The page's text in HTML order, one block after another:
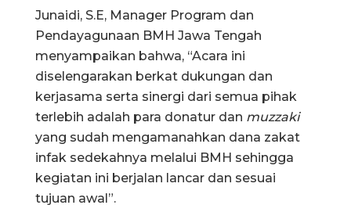
Junaidi, S.E, Manager Program dan
Pendayagunaan BMH Jawa Tengah
menyampaikan bahwa, “Acara ini
diselengarakan berkat dukungan dan
kerjasama serta sinergi dari semua pihak
terlebih adalah para donatur dan muzzaki
yang sudah mengamanahkan dana zakat
infak sedekahnya melalui BMH sehingga
kegiatan ini berjalan lancar dan sesuai
tujuan awal”.